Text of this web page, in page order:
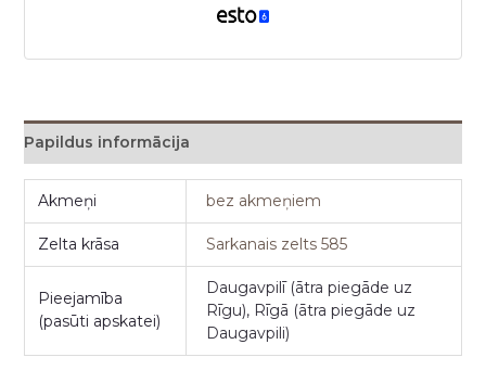
Papildus informācija
Akmeņi bez akmeņiem
Zelta krāsa Sarkanais zelts 585
Pieejamība
(pasūti apskatei)
Daugavpilī (ātra piegāde uz
Rīgu), Rīgā (ātra piegāde uz
Daugavpili)